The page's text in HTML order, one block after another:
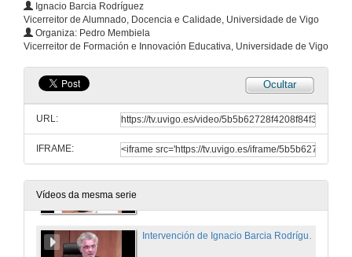
Ignacio Barcia Rodríguez
Vicerreitor de Alumnado, Docencia e Calidade, Universidade de Vigo
Organiza: Pedro Membiela
Vicerreitor de Formación e Innovación Educativa, Universidade de Vigo
Ocultar
URL:
IFRAME:
Vídeos da mesma serie
Intervención de José Alberto Díaz de Castro
30 de xuño de 2011
Intervención de Raquel Díaz Vázquez
30 de xuño de 2011
Intervención de Pedro Membiela